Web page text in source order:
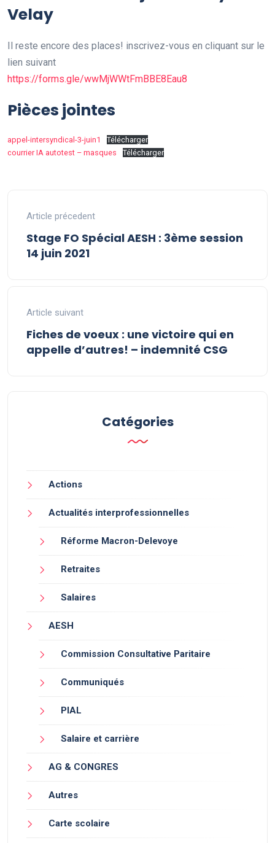
Velay
Il reste encore des places! inscrivez-vous en cliquant sur le
lien suivant
https://forms.gle/wwMjWWtFmBBE8Eau8
Pièces jointes
appel-intersyndical-3-juin1
Télécharger
courrier IA autotest – masques
Télécharger
Article précedent
Stage FO Spécial AESH : 3ème session
14 juin 2021
Article suivant
Fiches de voeux : une victoire qui en
appelle d’autres! – indemnité CSG
Catégories
Actions
Actualités interprofessionnelles
Réforme Macron-Delevoye
Retraites
Salaires
AESH
Commission Consultative Paritaire
Communiqués
PIAL
Salaire et carrière
AG & CONGRES
Autres
Carte scolaire